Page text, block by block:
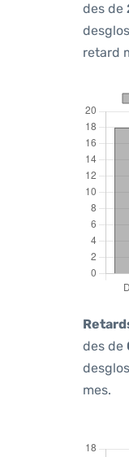
des de
retard
des de
mes.